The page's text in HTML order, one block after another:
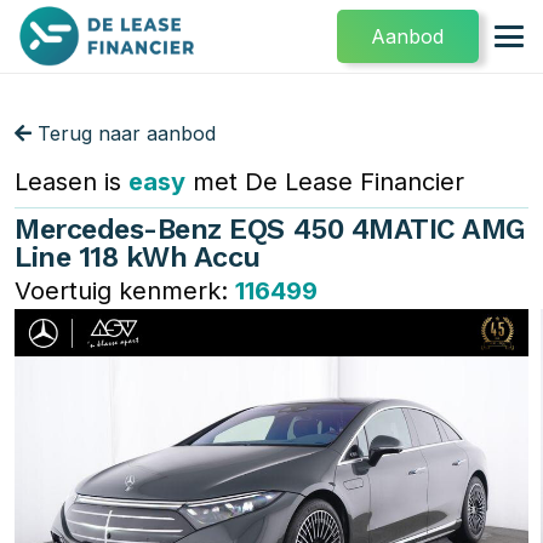
Aanbod
Terug naar aanbod
Leasen is easy met De Lease Financier
Mercedes-Benz EQS 450 4MATIC AMG
Line 118 kWh Accu
Voertuig kenmerk: 116499